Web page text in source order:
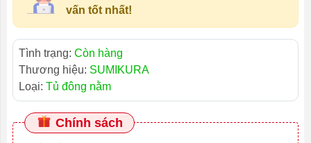
vấn tốt nhất!
Tình trạng: Còn hàng
Thương hiệu: SUMIKURA
Loại: Tủ đông nằm
Chính sách